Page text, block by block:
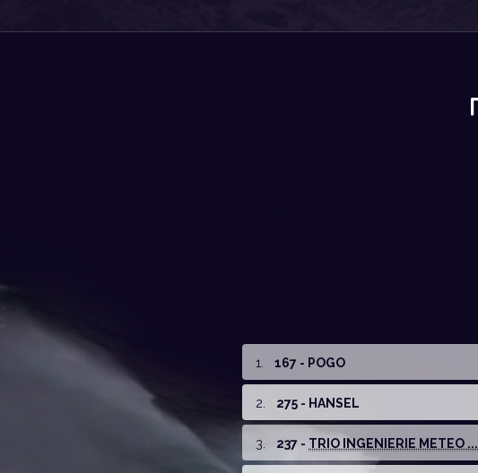
1. 167 - POGO
2. 275 - HANSEL
3. 237 - TRIO INGENIERIE METEO ...